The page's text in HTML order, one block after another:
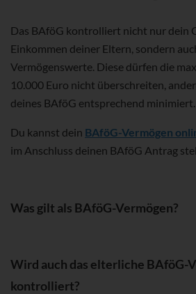
Das BAföG kontrolliert nicht nur dein
Einkommen deiner Eltern, sondern
Vermögenswerte. Diese dürfen die
10.000 Euro nicht überschreiten,
deines BAföG entsprechend minimiert.
Du kannst dein BAföG-Vermögen
im Anschluss deinen BAföG Antrag
Was gilt als BAföG-Vermögen?
Wird auch das elterliche BAföG-
kontrolliert?